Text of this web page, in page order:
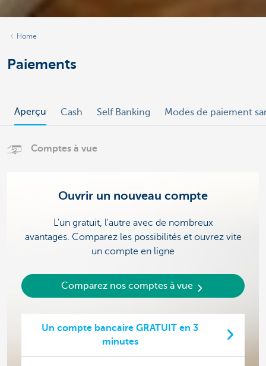
Home
Paiements
Aperçu Cash Self Banking Modes de paiement
Comptes à vue
Ouvrir un nouveau compte
L'un gratuit, l'autre avec de nombreux
avantages. Comparez les possibilités et ouvrez vite
un compte en ligne
Comparez nos comptes à vue
Un compte bancaire GRATUIT en 3
minutes